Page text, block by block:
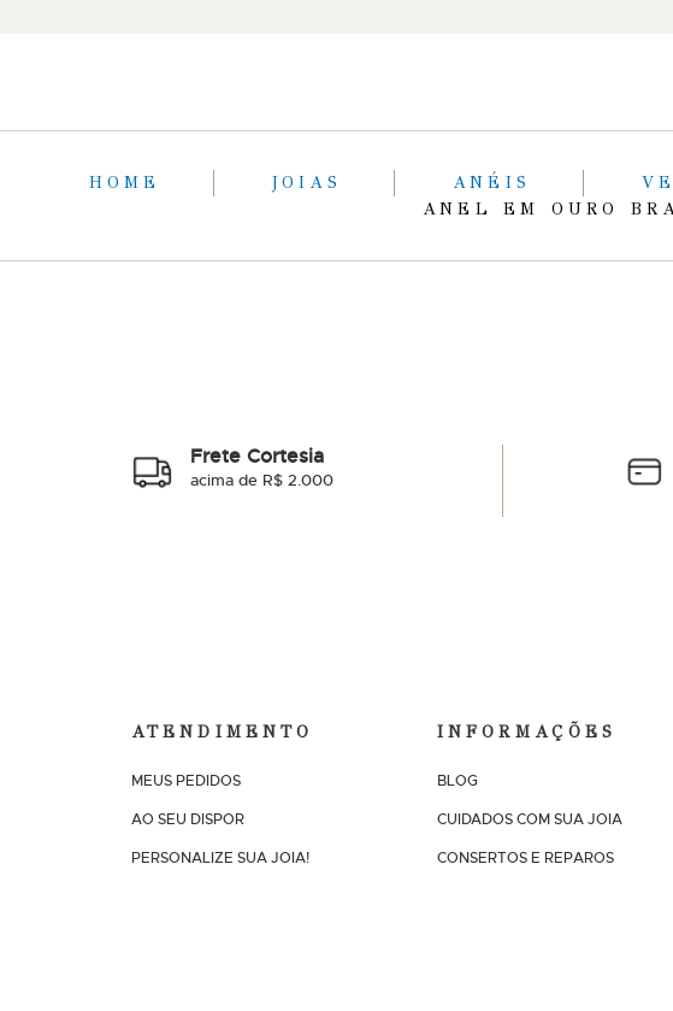
HOME JOIAS ANÉIS
ANEL EM OURO
Frete Cortesia
acima de R$ 2.000
ATENDIMENTO
MEUS PEDIDOS
AO SEU DISPOR
PERSONALIZE SUA JOIA!
INFORMAÇÕES
BLOG
CUIDADOS COM SUA JOIA
CONSERTOS E REPAROS